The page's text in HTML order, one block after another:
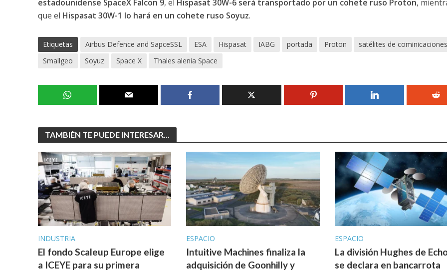
estadounidense SpaceX Falcon 9, el Hispasat 30W-6 será transportado por un cohete ruso Proton,
que el Hispasat 30W-1 lo hará en un cohete ruso Soyuz.
Etiquetas Airbus Defence and SapceSSL ESA Hispasat IABG portada Proton
satélites de cominicaciones
Smallgeo
Soyuz Space X Thales alenia Space
TAMBIÉN TE PUEDE INTERESAR...
INDUSTRIA
El fondo Scaleup Europe elige
a ICEYE para su primera
ESPACIO
Intuitive Machines finaliza la
adquisición de Goonhilly y
ESPACIO
La división Hughes de
se declara en bancarrota